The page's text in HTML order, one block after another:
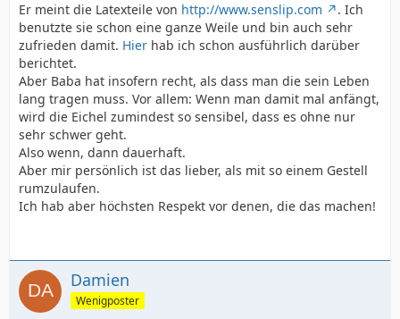
Er meint die Latexteile von http://www.senslip.com
. Ich
benutzte sie schon eine ganze Weile und bin auch sehr
zufrieden damit. Hier hab ich schon ausführlich darüber
berichtet.
Aber Baba hat insofern recht, als dass man die sein Leben
lang tragen muss. Vor allem: Wenn man damit mal anfängt,
wird die Eichel zumindest so sensibel, dass es ohne nur
sehr schwer geht.
Also wenn, dann dauerhaft.
Aber mir persönlich ist das lieber, als mit so einem Gestell
rumzulaufen.
Ich hab aber höchsten Respekt vor denen, die das machen!
Damien
Wenigposter